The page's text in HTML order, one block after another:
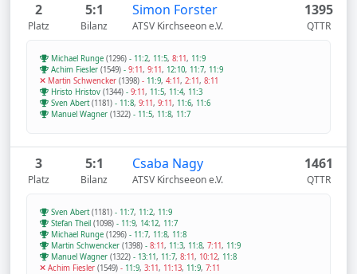
2
Platz
5:1
Bilanz
Simon Forster
ATSV Kirchseeon e.V.
1395
QTTR
Michael Runge (1296) - 11:2, 11:5, 8:11, 11:9
Achim Fiesler (1549) - 9:11, 9:11, 12:10, 11:7, 11:9
Martin Schwencker (1398) - 11:9, 4:11, 2:11, 8:11
Hristo Hristov (1344) - 9:11, 11:5, 11:4, 11:3
Sven Abert(1181) - 11:8, 9:11, 9:11, 11:6, 11:6
Manuel Wagner (1322) - 11:5, 11:8, 11:7
3
Platz
5:1
Bilanz
Csaba Nagy
ATSV Kirchseeon e.V.
1461
QTTR
Sven Abert(1181) - 11:7, 11:2, 11:9
Stefan Theil (1098) - 11:9, 14:12, 11:7
Michael Runge (1296) - 11:7, 11:8, 11:8
Martin Schwencker (1398) - 8:11, 11:3, 11:8, 7:11, 11:9
Manuel Wagner (1322) - 13:11, 11:7, 8:11, 10:12, 11:8
Achim Fiesler (1549) - 11:9, 3:11, 11:13, 11:9, 7:11